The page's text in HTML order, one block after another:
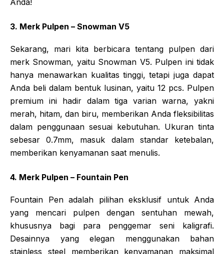
3. Merk Pulpen – Snowman V5
Sekarang, mari kita berbicara tentang pulpen dari
merk Snowman, yaitu Snowman V5. Pulpen ini tidak
hanya menawarkan kualitas tinggi, tetapi juga dapat
Anda beli dalam bentuk lusinan, yaitu 12 pcs. Pulpen
premium ini hadir dalam tiga varian warna, yakni
merah, hitam, dan biru, memberikan Anda fleksibilitas
dalam penggunaan sesuai kebutuhan. Ukuran tinta
sebesar 0.7mm, masuk dalam standar ketebalan,
memberikan kenyamanan saat menulis.
4. Merk Pulpen – Fountain Pen
Fountain Pen adalah pilihan eksklusif untuk Anda
yang mencari pulpen dengan sentuhan mewah,
khususnya bagi para penggemar seni kaligrafi.
Desainnya yang elegan menggunakan bahan
stainless steel memberikan kenyamanan maksimal